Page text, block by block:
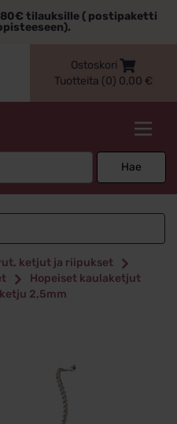
tilauksille ( postipaketti
Ostoskori
Tuotteita (0) 0,00 €
Hae
ketjut ja riipukset
Hopeiset kaulaketjut
2,5mm